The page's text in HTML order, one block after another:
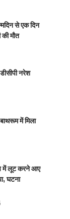
से एक दिन
मौत
नरेश
में मिला
में लूट करने आए
घटना